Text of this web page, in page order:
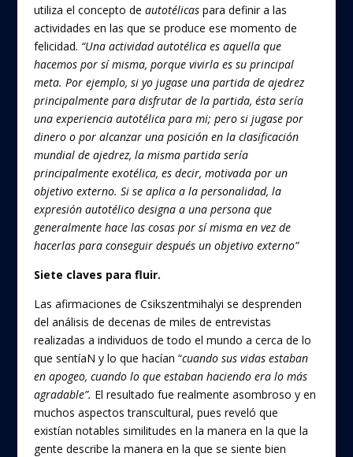
utiliza el concepto de autotélicaspara definir a las
actividades en las que se produce ese momento de
felicidad. “Una actividad autotélica es aquella que
hacemos por sí misma, porque vivirla es su principal
meta. Por ejemplo, si yo jugase una partida de ajedrez
principalmente para disfrutar de la partida, ésta sería
una experiencia autotélica para mi; pero si jugase por
dinero o por alcanzar una posición en la clasificación
mundial de ajedrez, la misma partida sería
principalmente exotélica, es decir, motivada por un
objetivo externo. Si se aplica a la personalidad, la
expresión autotélico designa a una persona que
generalmente hace las cosas por sí misma en vez de
hacerlas para conseguir después un objetivo externo”
Siete claves para fluir.
Las afirmaciones de Csikszentmihalyi se desprenden
del análisis de decenas de miles de entrevistas
realizadas a individuos de todo el mundo a cerca de lo
que sentíaN y lo que hacían “cuando sus vidas estaban
en apogeo, cuando lo que estaban haciendo era lo más
agradable”. El resultado fue realmente asombroso y en
muchos aspectos transcultural, pues reveló que
existían notables similitudes en la manera en la que la
gente describe la manera en la que se siente bien